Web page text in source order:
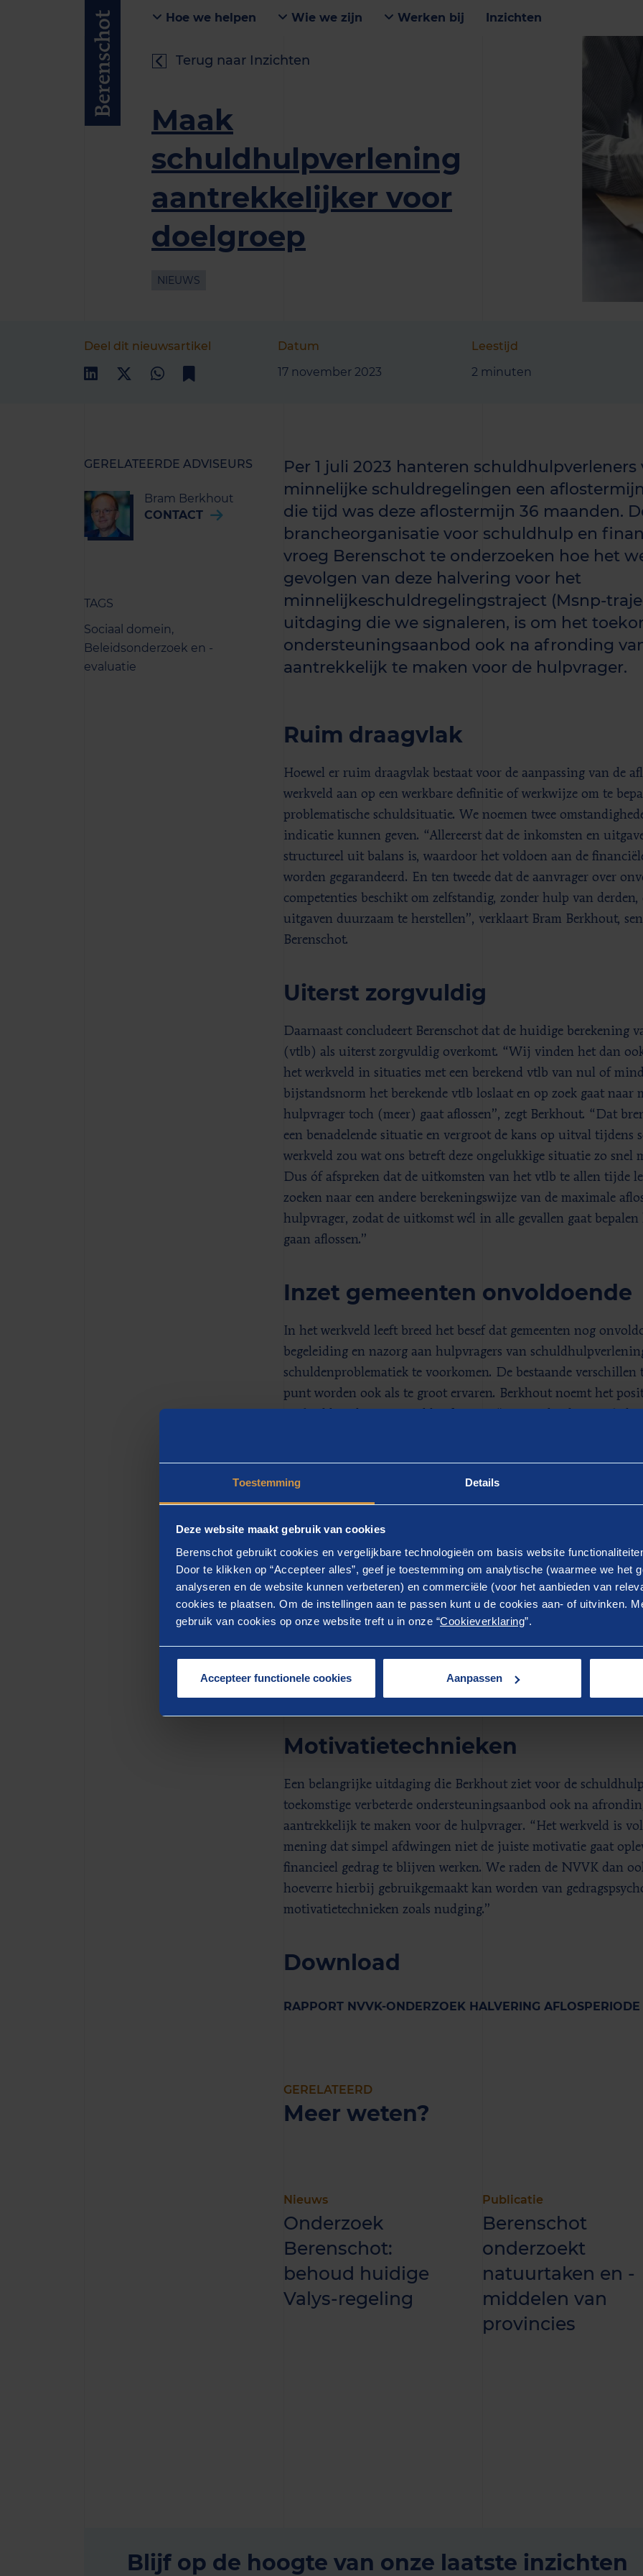
Toestemming Details
Deze website maakt gebruik van cookies
Berenschot gebruikt cookies en vergelijkbare technologieën om basis website
Door te klikken op “Accepteer alles”, geef je toestemming om analytische (waarmee we het
analyseren en de website kunnen verbeteren) en commerciële (voor het aanbieden van
cookies te plaatsen. Om de instellingen aan te passen kunt u de cookies aan- of uitvinken.
gebruik van cookies op onze website treft u in onze “Cookieverklaring”.
Accepteer functionele cookies Aanpassen
Hoe we helpen Wie we zijn Werken bij Inzichten
Terug naar Inzichten
Maak
schuldhulpverlening
aantrekkelijker voor
doelgroep
NIEUWS
Deel dit nieuwsartikel
Datum
17 november 2023
Leestijd
2 minuten
GERELATEERDE ADVISEURS
Bram Berkhout
CONTACT
TAGS
Sociaal domein,
Beleidsonderzoek en -
evaluatie
Per 1 juli 2023 hanteren
minnelijke schuldregelingen een
die tijd was deze aflostermijn 36 maanden.
brancheorganisatie voor schuldhulp en
vroeg Berenschot te onderzoeken hoe het
gevolgen van deze halvering voor het
minnelijkeschuldregelingstraject (Msnp-
uitdaging die we signaleren, is om het
ondersteuningsaanbod ook na afronding
aantrekkelijk te maken voor de hulpvrager.
Ruim draagvlak
Hoewel er ruim draagvlak bestaat voor de aanpassing van de
werkveld aan op een werkbare definitie of werkwijze om te
problematische schuldsituatie. We noemen twee
indicatie kunnen geven. “Allereerst dat de inkomsten en
structureel uit balans is, waardoor het voldoen aan de
worden gegarandeerd. En ten tweede dat de aanvrager over
competenties beschikt om zelfstandig, zonder hulp van
uitgaven duurzaam te herstellen”, verklaart Bram Berkhout,
Berenschot.
Uiterst zorgvuldig
Daarnaast concludeert Berenschot dat de huidige berekening
(vtlb) als uiterst zorgvuldig overkomt. “Wij vinden het dan
het werkveld in situaties met een berekend vtlb van nul of
bijstandsnorm het berekende vtlb loslaat en op zoek gaat naar
hulpvrager toch (meer) gaat aflossen”, zegt Berkhout. “Dat
een benadelende situatie en vergroot de kans op uitval tijdens
werkveld zou wat ons betreft deze ongelukkige situatie zo snel
Dus óf afspreken dat de uitkomsten van het vtlb te allen tijde
zoeken naar een andere berekeningswijze van de maximale
hulpvrager, zodat de uitkomst wél in alle gevallen gaat bepalen
gaan aflossen.”
Inzet gemeenten onvoldoende
In het werkveld leeft breed het besef dat gemeenten nog
begeleiding en nazorg aan hulpvragers van
schuldenproblematiek te voorkomen. De bestaande verschillen
punt worden ook als te groot ervaren. Berkhout noemt het
context van de Wgs als kaderwet, er nu toch bestuurlijke
betere kwaliteit in en meer uniformiteit tussen gemeenten bij
Veldwerk
In het onderzoek baseert Berenschot zich op een digitale
uit het brede werkveld, een algemene interviewronde met 33
schuldhulpverlening en drie groepsinterviews met 14
was ingehuurd door de NVVK. Alle bevindingen, conclusies
Motivatietechnieken
Een belangrijke uitdaging die Berkhout ziet voor de
toekomstige verbeterde ondersteuningsaanbod ook na
aantrekkelijk te maken voor de hulpvrager. “Het werkveld is
mening dat simpel afdwingen niet de juiste motivatie gaat
financieel gedrag te blijven werken. We raden de NVVK dan
hoeverre hierbij gebruikgemaakt kan worden van
motivatietechnieken zoals nudging.”
Download
RAPPORT NVVK-ONDERZOEK HALVERING
GERELATEERD
Meer weten?
Nieuws
Onderzoek
Berenschot:
behoud huidige
Valys-regeling
Publicatie
Berenschot
onderzoekt
natuurtaken en -
middelen van
provincies
Blijf op de hoogte van onze laatste inzichten